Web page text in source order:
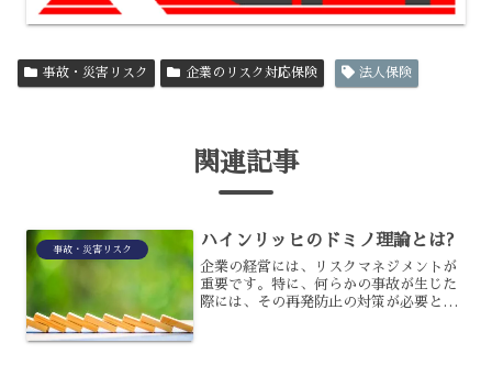
事故・災害リスク 企業のリスク対応保険 法人保険
関連記事
事故・災害リスク ハインリッヒのドミノ理論とは?
企業の経営には、リスクマネジメントが
重要です。特に、何らかの事故が生じた
際には、その再発防止の対策が必要とな